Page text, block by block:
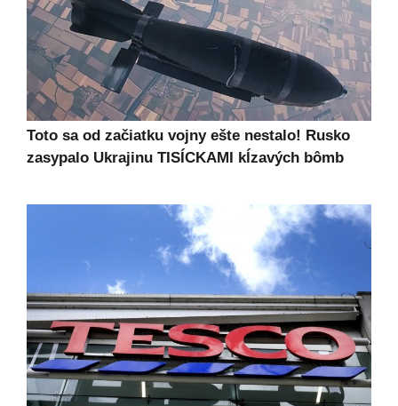
Toto sa od začiatku vojny ešte nestalo! Rusko
zasypalo Ukrajinu TISÍCKAMI kĺzavých bômb